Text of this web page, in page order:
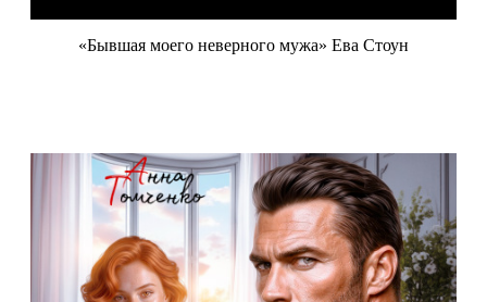
«Бывшая моего неверного мужа» Ева Стоун